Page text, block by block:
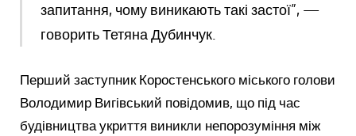
запитання, чому виникають такі застої”, —
говорить Тетяна Дубинчук.
Перший заступник Коростенського міського голови
Володимир Вигівський повідомив, що під час
будівництва укриття виникли непорозуміння між